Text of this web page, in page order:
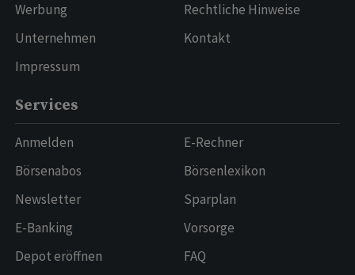
Werbung
Unternehmen
Impressum
Rechtliche Hinweise
Kontakt
Services
Anmelden
Börsenabos
Newsletter
E-Banking
Depot eröffnen
E-Rechner
Börsenlexikon
Sparplan
Vorsorge
FAQ